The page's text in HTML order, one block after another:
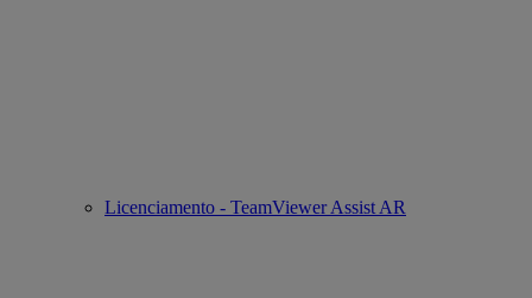
Licenciamento - TeamViewer Assist AR